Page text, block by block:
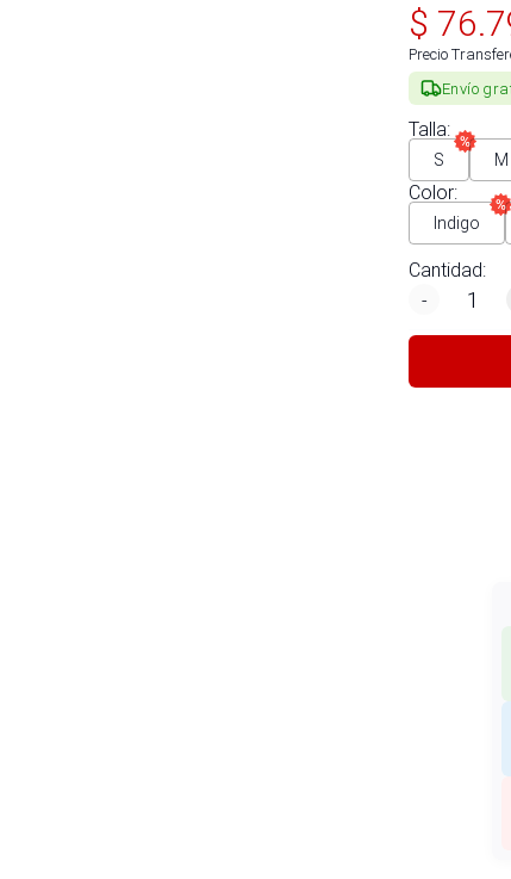
$
Precio
Envío
Talla:
S M
Color:
Indigo
Cantidad:
-